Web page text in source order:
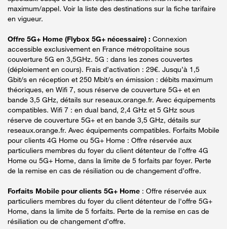
maximum/appel. Voir la liste des destinations sur la fiche tarifaire
en vigueur.
Offre 5G+ Home (Flybox 5G+ nécessaire) : Connexion
accessible exclusivement en France métropolitaine sous
couverture 5G en 3,5GHz. 5G : dans les zones couvertes
(déploiement en cours). Frais d’activation : 29€. Jusqu’à 1,5
Gbit/s en réception et 250 Mbit/s en émission : débits maximum
théoriques, en Wifi 7, sous réserve de couverture 5G+ et en
bande 3,5 GHz, détails sur reseaux.orange.fr. Avec équipements
compatibles. Wifi 7 : en dual band, 2,4 GHz et 5 GHz sous
réserve de couverture 5G+ et en bande 3,5 GHz, détails sur
reseaux.orange.fr. Avec équipements compatibles. Forfaits Mobile
pour clients 4G Home ou 5G+ Home : Offre réservée aux
particuliers membres du foyer du client détenteur de l'offre 4G
Home ou 5G+ Home, dans la limite de 5 forfaits par foyer. Perte
de la remise en cas de résiliation ou de changement d’offre.
Forfaits Mobile pour clients 5G+ Home : Offre réservée aux
particuliers membres du foyer du client détenteur de l'offre 5G+
Home, dans la limite de 5 forfaits. Perte de la remise en cas de
résiliation ou de changement d’offre.